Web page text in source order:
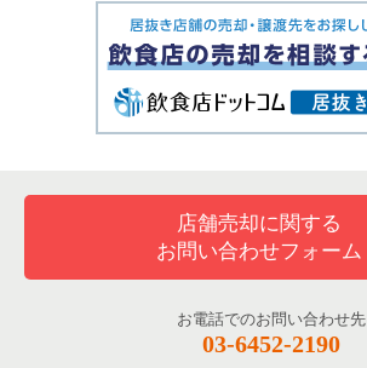
店舗売却に関する
お問い合わせフォーム
お電話でのお問い合わせ先
03-6452-2190